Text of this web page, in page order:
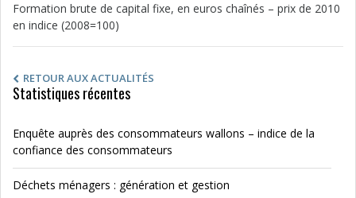
Formation brute de capital fixe, en euros chaînés – prix de 2010
en indice (2008=100)
RETOUR AUX ACTUALITÉS
Statistiques récentes
Enquête auprès des consommateurs wallons – indice de la
confiance des consommateurs
Déchets ménagers : génération et gestion